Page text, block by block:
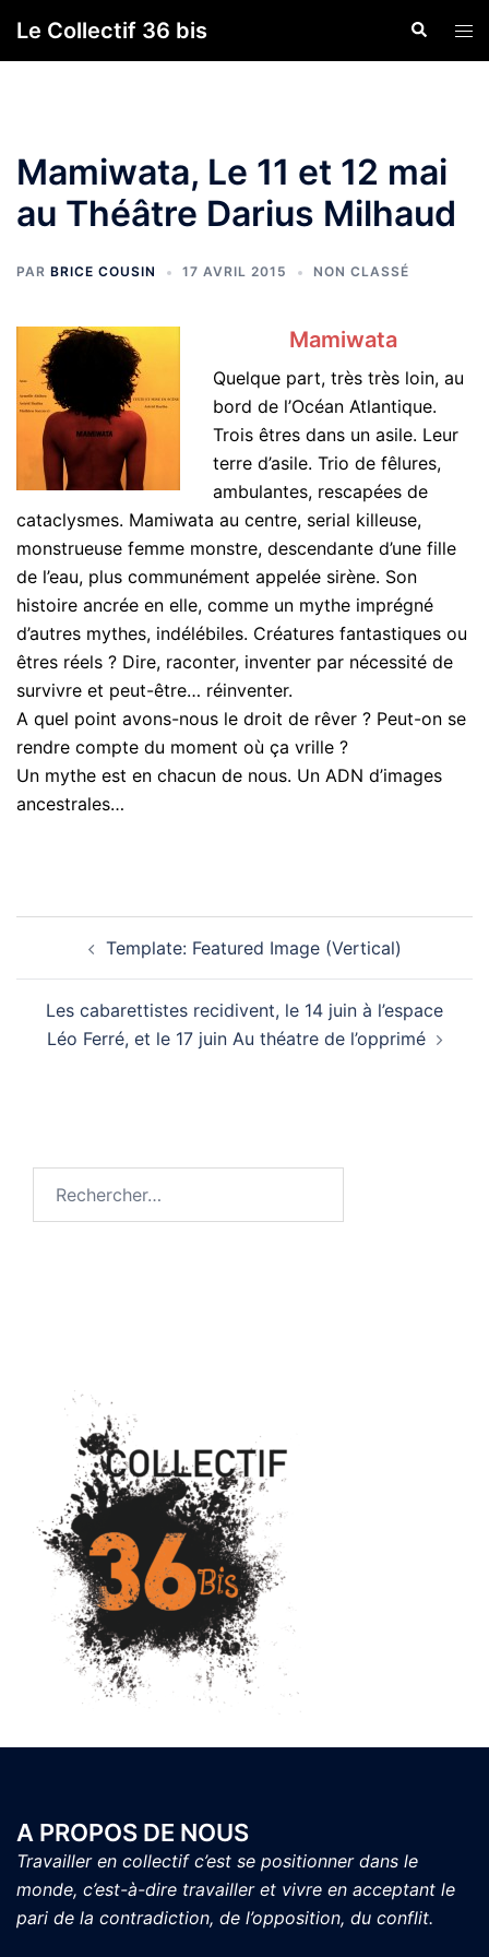
auLe Collectif 36 bis
le
Mamiwata, Le 11 et 12 mai
au Théâtre Darius Milhaud
PAR BRICE COUSIN 17 AVRIL 2015 NON CLASSÉ
Mamiwata
Quelque part, très très loin, au
bord de l’Océan Atlantique.
Trois êtres dans un asile. Leur
terre d’asile. Trio de fêlures,
ambulantes, rescapées de
cataclysmes. Mamiwata au centre, serial killeuse,
monstrueuse femme monstre, descendante d’une fille
de l’eau, plus communément appelée sirène. Son
histoire ancrée en elle, comme un mythe imprégné
d’autres mythes, indélébiles. Créatures fantastiques ou
êtres réels ? Dire, raconter, inventer par nécessité de
survivre et peut-être… réinventer.
A quel point avons-nous le droit de rêver ? Peut-on se
rendre compte du moment où ça vrille ?
Un mythe est en chacun de nous. Un ADN d’images
ancestrales…
d’articleTemplate: Featured Image (Vertical)
Les cabarettistes recidivent, le 14 juin à l’espace
Léo Ferré, et le 17 juin Au théatre de l’opprimé
A PROPOS DE NOUS
Travailler en collectif c’est se positionner dans le
monde, c’est-à-dire travailler et vivre en acceptant le
pari de la contradiction, de l’opposition, du conflit.